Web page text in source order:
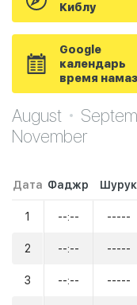
Киблу
Google
календарь
время
August
November
Дата Фаджр Шурук
1 --:-- -----
2 --:-- -----
3 --:-- -----